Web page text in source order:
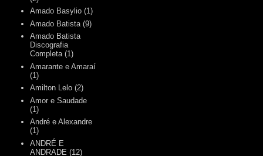
Amado Basylio (1)
Amado Batista (9)
Amado Batista
Discografia
Completa (1)
Amarante e Amaraí
(1)
Amilton Lelo (2)
Amor e Saudade
(1)
André e Alexandre
(1)
ANDRÉ E
ANDRADE (12)